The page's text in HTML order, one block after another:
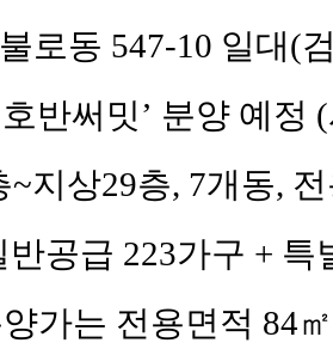
로동 547-10 일대(
반써밋’ 분양 예정
~지상29층, 7개동,
반공급 223가구 + 특
양가는 전용면적 84